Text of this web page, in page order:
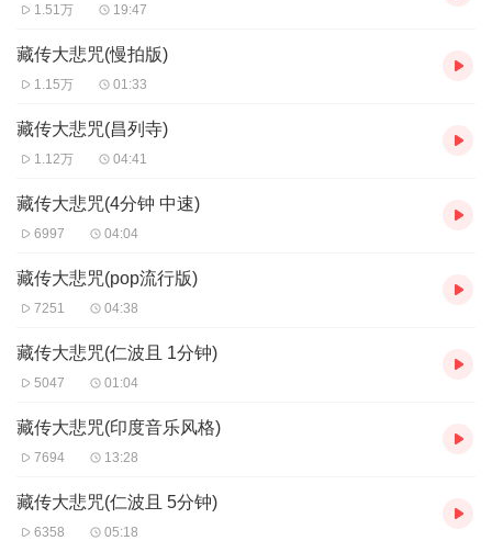
1.51万 19:47
藏传大悲咒(慢拍版)
1.15万 01:33
藏传大悲咒(昌列寺)
1.12万 04:41
藏传大悲咒(4分钟 中速)
6997 04:04
藏传大悲咒(pop流行版)
7251 04:38
藏传大悲咒(仁波且 1分钟)
5047 01:04
藏传大悲咒(印度音乐风格)
7694 13:28
藏传大悲咒(仁波且 5分钟)
6358 05:18